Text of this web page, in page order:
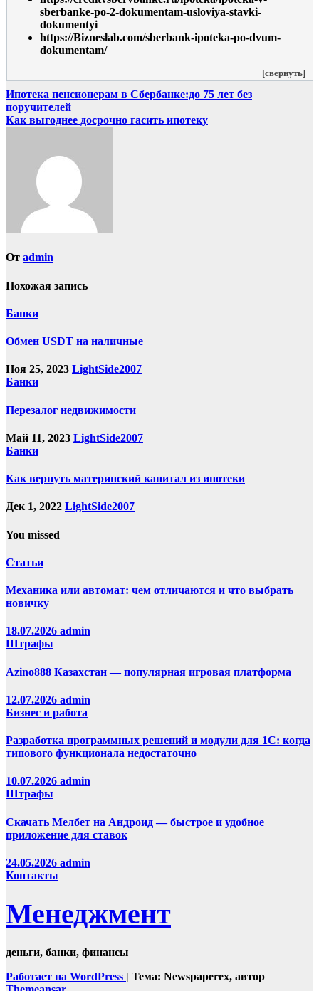
sberbanke-po-2-dokumentam-usloviya-stavki-
dokumentyi
https://Bizneslab.com/sberbank-ipoteka-po-dvum-
dokumentam/
[свернуть]
Навигация
по
Ипотека пенсионерам в Сбербанке:до 75 лет без
поручителей
Как выгоднее досрочно гасить ипотеку
От admin
Похожая запись
Банки
Обмен USDT на наличные
Ноя 25, 2023 LightSide2007
Банки
Перезалог недвижимости
Май 11, 2023 LightSide2007
Банки
Как вернуть материнский капитал из ипотеки
Дек 1, 2022 LightSide2007
You missed
Статьи
Механика или автомат: чем отличаются и что выбрать
новичку
18.07.2026 admin
Штрафы
Azino888 Казахстан — популярная игровая платформа
12.07.2026 admin
Бизнес и работа
Разработка программных решений и модули для 1С: когда
типового функционала недостаточно
10.07.2026 admin
Штрафы
Скачать Мелбет на Андроид — быстрое и удобное
приложение для ставок
24.05.2026 admin
Контакты
Менеджмент
деньги, банки, финансы
Работает на WordPress | Тема: Newspaperex, автор